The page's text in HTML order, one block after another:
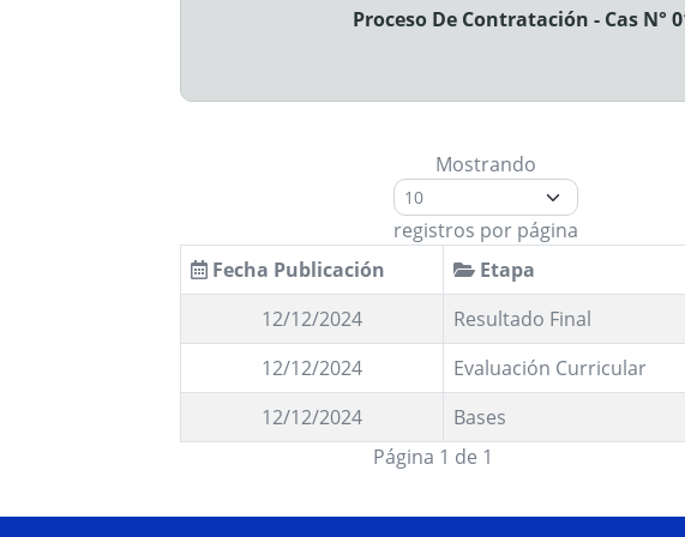
Proceso De Contratación - Cas N°
Mostrando
registros por página
Fecha Publicación Etapa
12/12/2024
Resultado Final
12/12/2024
Evaluación Curricular
12/12/2024
Bases
Página 1 de 1